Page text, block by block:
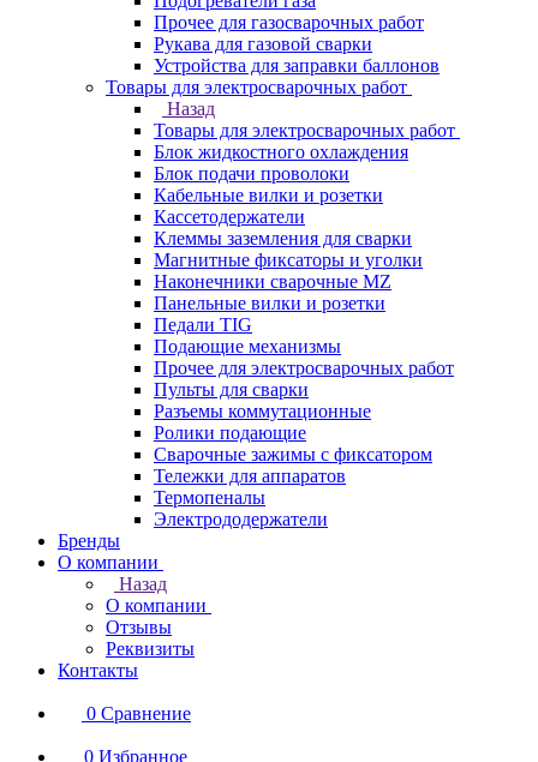
Прочее для газосварочных работ
Рукава для газовой сварки
Устройства для заправки баллонов
Товары для электросварочных работ
Назад
Товары для электросварочных работ
Блок жидкостного охлаждения
Блок подачи проволоки
Кабельные вилки и розетки
Кассетодержатели
Клеммы заземления для сварки
Магнитные фиксаторы и уголки
Наконечники сварочные MZ
Панельные вилки и розетки
Педали TIG
Подающие механизмы
Прочее для электросварочных работ
Пульты для сварки
Разъемы коммутационные
Ролики подающие
Сварочные зажимы с фиксатором
Тележки для аппаратов
Термопеналы
Электрододержатели
Бренды
О компании
Назад
О компании
Отзывы
Реквизиты
Контакты
0 Сравнение
0 Избранное